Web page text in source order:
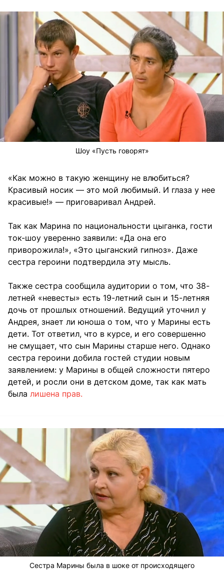
Шоу «Пусть говорят»
«Как можно в такую женщину не влюбиться?
Красивый носик — это мой любимый. И глаза у нее
красивые!» — приговаривал Андрей.
Так как Марина по национальности цыганка, гости
ток-шоу уверенно заявили: «Да она его
приворожила!», «Это цыганский гипноз». Даже
сестра героини подтвердила эту мысль.
Также сестра сообщила аудитории о том, что 38-
летней «невесты» есть 19-летний сын и 15-летняя
дочь от прошлых отношений. Ведущий уточнил у
Андрея, знает ли юноша о том, что у Марины есть
дети. Тот ответил, что в курсе, и его совершенно
не смущает, что сын Марины старше него. Однако
сестра героини добила гостей студии новым
заявлением: у Марины в общей сложности пятеро
детей, и росли они в детском доме, так как мать
была лишена прав.
Сестра Марины была в шоке от происходящего